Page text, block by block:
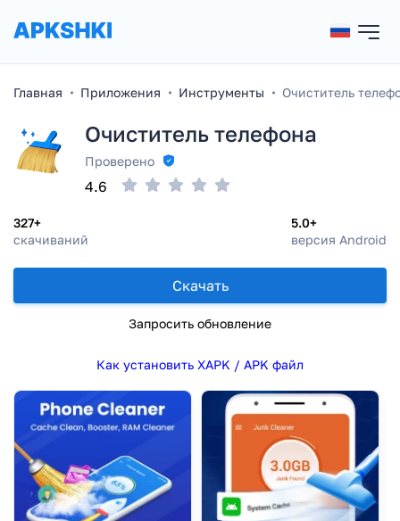
Главная Приложения Инструменты Очиститель
Очиститель телефона
Проверено
327+
скачиваний
5.0+
версия Android
4.6
Скачать
Запросить обновление
Как установить XAPK / APK файл